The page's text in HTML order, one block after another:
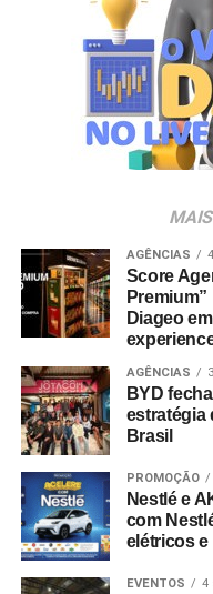
destaque na indústria e
empresas com
Carrefour, Assaí
Menos, Rappi e
momento de expansão
papel cada vez mais
o fortalecimento desse
enorme potencial de
Johnny Reitzfeld,
cadeia produtiva —
distribuidores,
interessados no
AGÊNCIAS
Score
Diageo
AGÊNCIAS
BYD
estratégia
Brasil
PROMOÇÃO
Nestlé e
com
elétricos
EVENTOS 4